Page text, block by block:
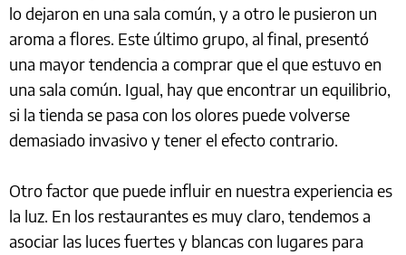
lo dejaron en una sala común, y a otro le pusieron un
aroma a flores. Este último grupo, al final, presentó
una mayor tendencia a comprar que el que estuvo en
una sala común. Igual, hay que encontrar un equilibrio,
si la tienda se pasa con los olores puede volverse
demasiado invasivo y tener el efecto contrario.
Otro factor que puede influir en nuestra experiencia es
la luz. En los restaurantes es muy claro, tendemos a
asociar las luces fuertes y blancas con lugares para